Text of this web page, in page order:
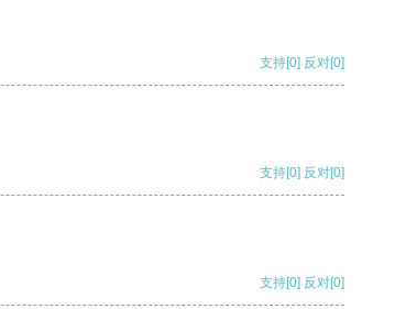
支持[0] 反对[0]
支持[0] 反对[0]
支持[0] 反对[0]